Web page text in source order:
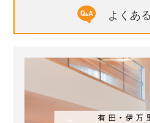
よくあ